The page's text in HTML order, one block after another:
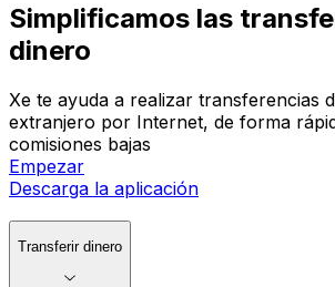
Simplificamos las
dinero
Xe te ayuda a realizar transferencias
extranjero por Internet, de forma
comisiones bajas
Empezar
Descarga la aplicación
Transferir dinero